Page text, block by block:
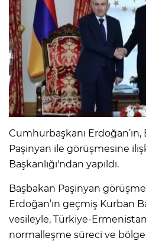
Cumhurbaşkanı
Paşinyan ile görüşmesine
Başkanlığı'ndan yapıldı.
Başbakan Paşinyan
Erdoğan’ın geçmiş Kurban
vesileyle, Türkiye-
normalleşme süreci ve